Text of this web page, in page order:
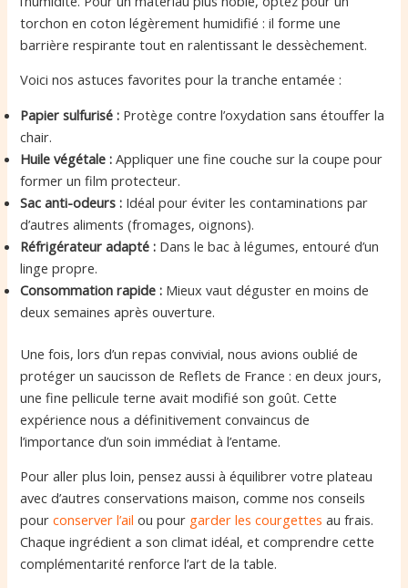
torchon en coton légèrement humidifié : il forme une
barrière respirante tout en ralentissant le dessèchement.
Voici nos astuces favorites pour la tranche entamée :
Papier sulfurisé : Protège contre l’oxydation sans étouffer la
chair.
Huile végétale : Appliquer une fine couche sur la coupe pour
former un film protecteur.
Sac anti-odeurs : Idéal pour éviter les contaminations par
d’autres aliments (fromages, oignons).
Réfrigérateur adapté : Dans le bac à légumes, entouré d’un
linge propre.
Consommation rapide : Mieux vaut déguster en moins de
deux semaines après ouverture.
Une fois, lors d’un repas convivial, nous avions oublié de
protéger un saucisson de Reflets de France : en deux jours,
une fine pellicule terne avait modifié son goût. Cette
expérience nous a définitivement convaincus de
l’importance d’un soin immédiat à l’entame.
Pour aller plus loin, pensez aussi à équilibrer votre plateau
avec d’autres conservations maison, comme nos conseils
pourconserver l’ail ou pour garder les courgettes au frais.
Chaque ingrédient a son climat idéal, et comprendre cette
complémentarité renforce l’art de la table.